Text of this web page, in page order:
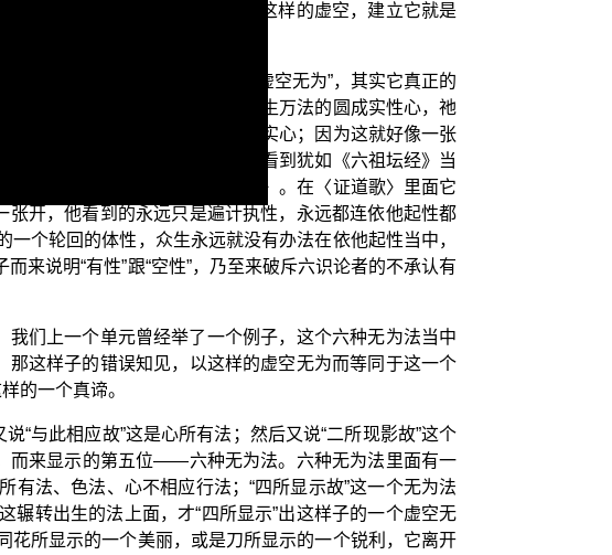
无角”，这样建立的色边色，以这样的虚空，建立它就是
法，包括六种无为，其中一个“虚空无为”，其实它真正的
这一个如来藏第八识，能够出生万法的圆成实性心，祂
都遍寻不着，找不到这一个真实心；因为这就好像一张
个生灭现象界当中，您都只能看到犹如《六祖坛经》当
地方，他写作了一个〈证道歌〉。在〈证道歌〉里面它
开，他看到的永远只是遍计执性，永远都连依他起性都
个轮回的体性，众生永远就没有办法在依他起性当中，
来说明“有性”跟“空性”，乃至来破斥六识论者的不承认有
们上一个单元曾经举了一个例子，这个六种无为法当中
那这样子的错误知见，以这样的虚空无为而等同于这一个
的一个真谛。
“与此相应故”这是心所有法；然后又说“二所现影故”这个
而来显示的第五位——六种无为法。六种无为法里面有一
法、色法、心不相应行法；“四所显示故”这一个无为法
转出生的法上面，才“四所显示”出这样子的一个虚空无
所显示的一个美丽，或是刀所显示的一个锐利，它离开